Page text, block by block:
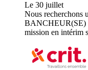
Le 30 juillet
Nous recherchons
BANCHEUR(SE)
mission en intérim